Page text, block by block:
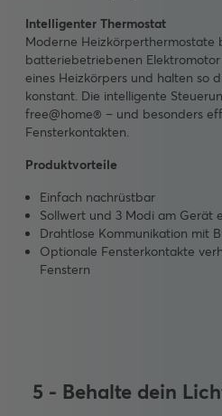
Intelligenter Thermostat
Moderne Heizkörperthermostate
batteriebetriebenen
eines Heizkörpers und halten so
konstant. Die intelligente
free@home® – und besonders
Fensterkontakten.
Produktvorteile
Einfach nachrüstbar
Sollwert und 3 Modi am Gerät
Drahtlose Kommunikation mit
Optionale Fensterkontakte
Fenstern
5 - Behalte dein